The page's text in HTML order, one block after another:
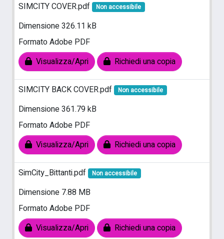
SIMCITY COVER.pdf
Non accessibile
Dimensione 326.11 kB
Formato Adobe PDF
Visualizza/Apri
Richiedi una copia
SIMCITY BACK COVER.pdf Non accessibile
Dimensione 361.79 kB
Formato Adobe PDF
Visualizza/Apri
Richiedi una copia
SimCity_Bittanti.pdf Non accessibile
Dimensione 7.88 MB
Formato Adobe PDF
Visualizza/Apri
Richiedi una copia